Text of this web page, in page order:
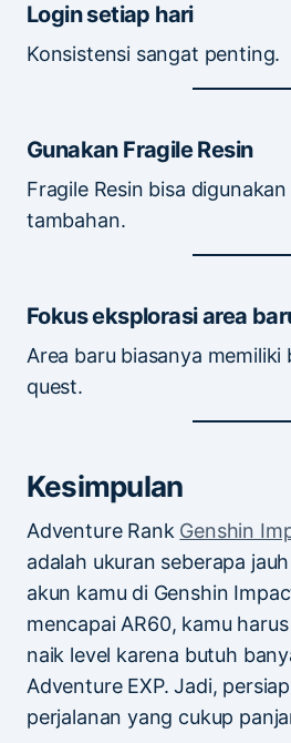
Login setiap hari
Konsistensi sangat penting.
Gunakan Fragile Resin
Fragile Resin bisa
tambahan.
Fokus eksplorasi area
Area baru biasanya memiliki
quest.
Kesimpulan
Adventure Rank Genshin
adalah ukuran seberapa
akun kamu di Genshin
mencapai AR60, kamu
naik level karena butuh
Adventure EXP. Jadi,
perjalanan yang cukup